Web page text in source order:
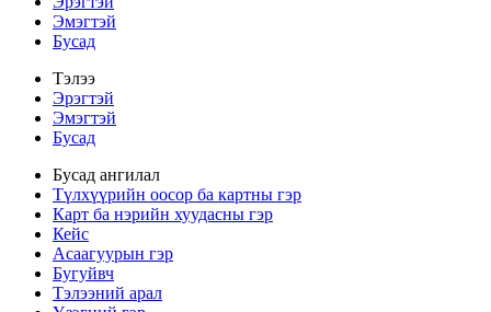
Эмэгтэй
Бусад
Тэлээ
Эрэгтэй
Эмэгтэй
Бусад
Бусад ангилал
Түлхүүрийн оосор ба картны гэр
Карт ба нэрийн хуудасны гэр
Кейс
Асаагуурын гэр
Бугуйвч
Тэлээний арал